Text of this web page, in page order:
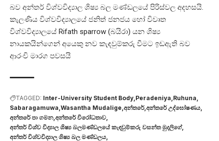
බව අන්තර් විශ්වවිද්‍යාල ශිෂ්‍ය බල මණ්ඩලයේ පිරිස්වල අදහසයි.
කැලණිය විශ්වවිද්‍යාලයේ ජනිත් ජනජය හෝ විවෘත
විශ්වවිද්‍යාලයේ Rifath sparrow (බයිරා) යන ශිෂ්‍ය
නායකයින්ගෙන් අයෙකු නව කැඳවුම්කරු වීමට ඉඩඇති බව
ආරංචි මාරග පවසයි
TAGGED: Inter-University Student Body Peradeniya Ruhuna
Sabaragamuwa Wasantha Mudalige අන්තරේ අන්තරේ උද්ඝෝෂණය
අන්තරේ පා ගමන අන්තරේ විරෝධතාව
අන්තර් විශ්ව විද්‍යාල ශිෂ්‍ය බලමණ්ඩලයේ කැඳවුම්කරු වසන්ත මුදලිගේ
අන්තර් විශ්වවිද්‍යාල ශිෂ්‍ය බල මණ්ඩලය